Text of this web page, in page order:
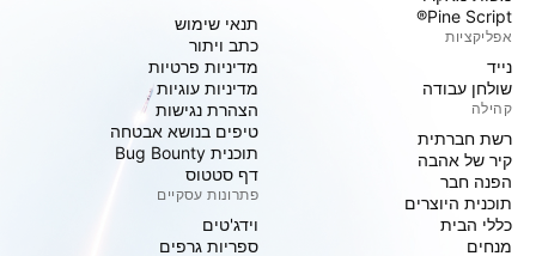
Pine Script®
אפליקציות
נייד
שולחן עבודה
קהילה
רשת חברתית
קיר של אהבה
הפנה חבר
תוכנית היוצרים
כללי הבית
מנחים
תנאי שימוש
כתב ויתור
מדיניות פרטיות
מדיניות עוגיות
הצהרת נגישות
טיפים בנושא אבטחה
תוכנית Bug Bounty
דף סטטוס
פתרונות עסקיים
וידג'טים
ספריות גרפים